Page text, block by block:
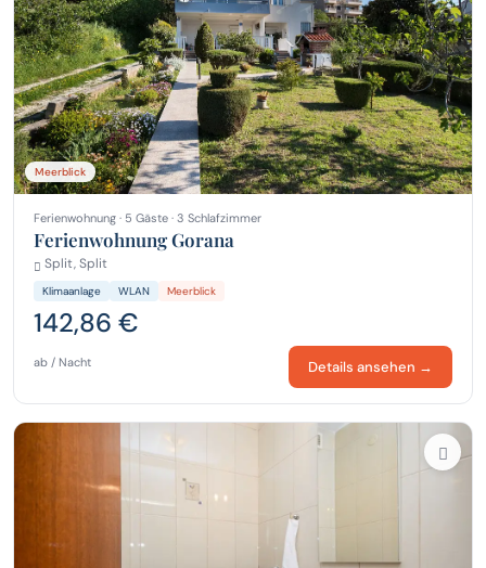
Meerblick
Ferienwohnung · 5 Gäste · 3 Schlafzimmer
Ferienwohnung Gorana
Split, Split
Klimaanlage WLAN Meerblick
142,86 €
ab / Nacht Details ansehen →